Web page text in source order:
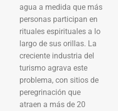
agua a medida que más
personas participan en
rituales espirituales a lo
largo de sus orillas. La
creciente industria del
turismo agrava este
problema, con sitios de
peregrinación que
atraen a más de 20